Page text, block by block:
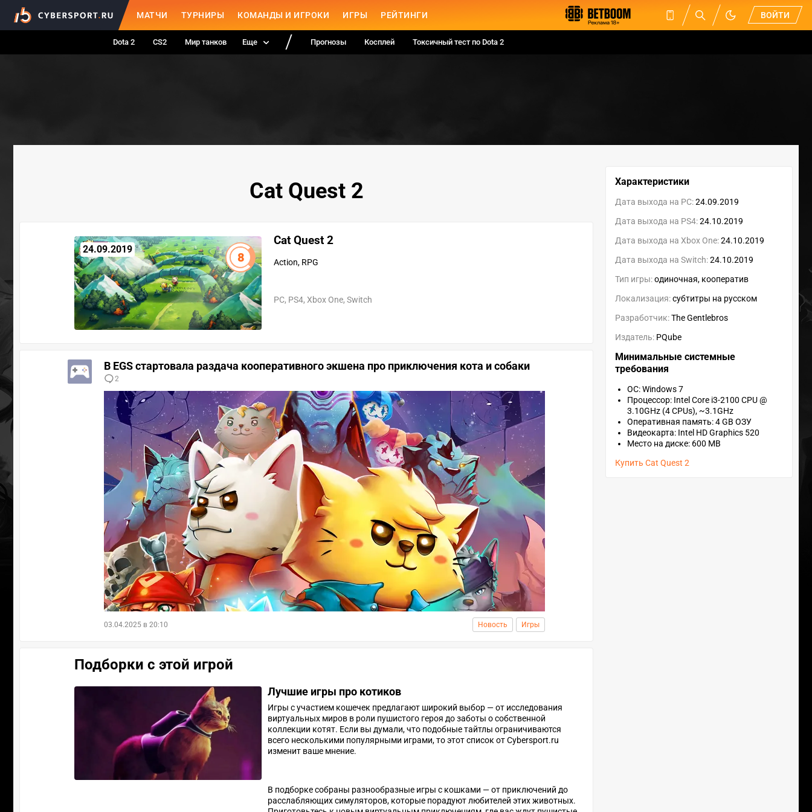
МАТЧИ ТУРНИРЫ КОМАНДЫ И ИГРОКИ ИГРЫ РЕЙТИНГИ ВОЙТИ
Dota 2 CS2 Мир танков Еще Прогнозы Косплей Токсичный тест по Dota 2
Cat Quest 2
24.09.2019
8
Cat Quest 2
Action, RPG
PC, PS4, Xbox One, Switch
В EGS стартовала раздача кооперативного экшена про приключения кота и собаки
2
03.04.2025 в 20:10 Новость Игры
Подборки c этой игрой
Лучшие игры про котиков
Игры с участием кошечек предлагают широкий выбор — от исследования
виртуальных миров в роли пушистого героя до заботы о собственной
коллекции котят. Если вы думали, что подобные тайтлы ограничиваются
всего несколькими популярными играми, то этот список от Cybersport.ru
изменит ваше мнение.
В подборке собраны разнообразные игры с кошками — от приключений до
расслабляющих симуляторов, которые порадуют любителей этих животных.
Характеристики
Дата выхода на PC:24.09.2019
Дата выхода на PS4:24.10.2019
Дата выхода на Xbox One:24.10.2019
Дата выхода на Switch:24.10.2019
Тип игры:одиночная, кооператив
Локализация:субтитры на русском
Разработчик:The Gentlebros
Издатель: PQube
Минимальные системные
требования
ОС: Windows 7
Процессор: Intel Core i3-2100 CPU @
3.10GHz (4 CPUs), ~3.1GHz
Оперативная память: 4 GB ОЗУ
Видеокарта: Intel HD Graphics 520
Место на диске: 600 MB
Купить Cat Quest 2